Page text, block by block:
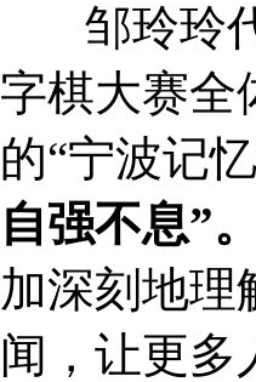
邹玲玲代
字棋大赛全
的“宁波记
自强不息”。
加深刻地理
闻，让更多